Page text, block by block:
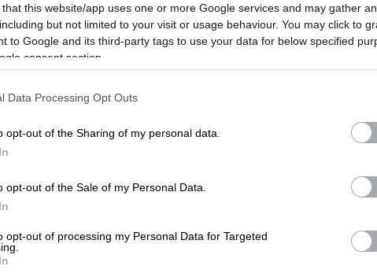
that this website/app uses one or more Google services and may gather
but not limited to your visit or usage behaviour. You may click to
to Google and its third-party tags to use your data for below specified
consent section.
Data Processing Opt Outs
opt-out of the Sharing of my personal data.
opt-out of the Sale of my Personal Data.
opt-out of processing my Personal Data for Targeted
alapanyagokkal dolgozzunk. A tökéletes
hozzávalók szükségesek: a nápolyi pizzát